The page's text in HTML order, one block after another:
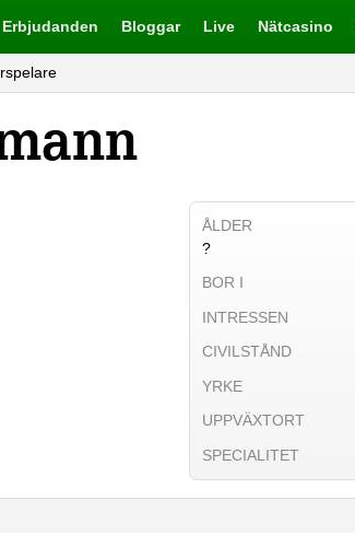
Erbjudanden Bloggar Live Nätcasino
ÅLDER
?
BOR I
INTRESSEN
CIVILSTÅND
YRKE
UPPVÄXTORT
SPECIALITET